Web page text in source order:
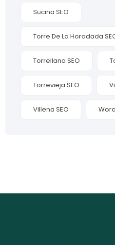
Sucina SEO
Torre De La Horadada
Torrellano SEO
Torrevieja SEO
Villena SEO